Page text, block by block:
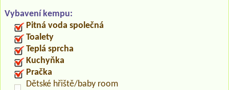
Vybavení kempu:
Pitná voda společná
Toalety
Teplá sprcha
Kuchyňka
Pračka
Dětské hřiště/baby room